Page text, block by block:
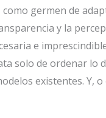
germen de
y la
e
solo de ordenar lo
existentes. Y,